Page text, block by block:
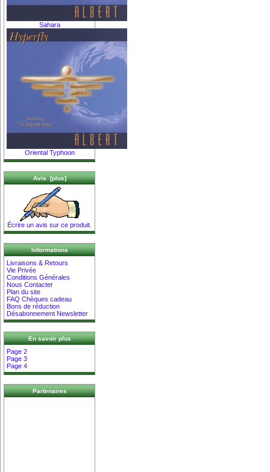
Sahara
Oriental Typhoon
Avis [plus]
Écrire un avis sur ce produit.
Informations
Livraisons & Retours
Vie Privée
Conditions Générales
Nous Contacter
Plan du site
FAQ Chèques cadeau
Bons de réduction
Désabonnement Newsletter
En savoir plus
Page 2
Page 3
Page 4
Partenaires